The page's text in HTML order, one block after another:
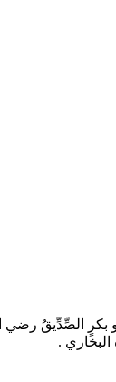
الصِّدِّيقُ رضي
.